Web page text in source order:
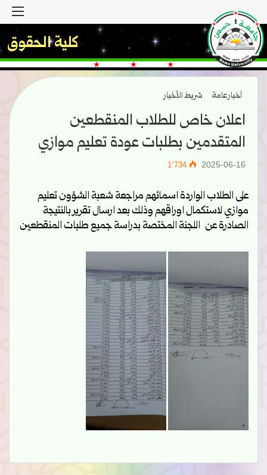
كلية الحقوق
أخبار عامة شريط الأخبار
اعلان خاص للطلاب المنقطعين
المتقدمين بطلبات عودة تعليم موازي
2025-06-16
على الطلاب الواردة اسمائهم مراجعة شعبة الشؤون تعليم
موازي لاستكمال اوراقهم وذلك بعد ارسال تقرير بالنتيجة
الصادرة عن اللجنة المختصة بدراسة جميع طلبات المنقطعين